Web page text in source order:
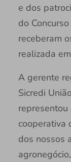
e dos
do
receberam
realizada
A gerente
Sicredi
representou
cooperativa
dos nossos